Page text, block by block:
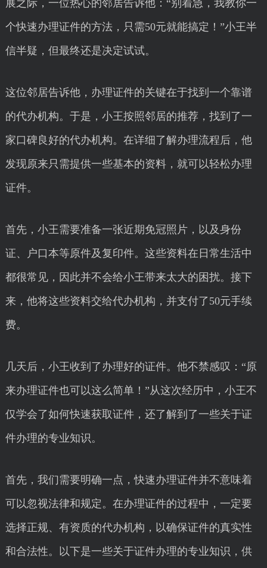
展之际，一位热心的邻居告诉他：“别着急，我教你一
个快速办理证件的方法，只需50元就能搞定！”小王半
信半疑，但最终还是决定试试。
这位邻居告诉他，办理证件的关键在于找到一个靠谱
的代办机构。于是，小王按照邻居的推荐，找到了一
家口碑良好的代办机构。在详细了解办理流程后，他
发现原来只需提供一些基本的资料，就可以轻松办理
证件。
首先，小王需要准备一张近期免冠照片，以及身份
证、户口本等原件及复印件。这些资料在日常生活中
都很常见，因此并不会给小王带来太大的困扰。接下
来，他将这些资料交给代办机构，并支付了50元手续
费。
几天后，小王收到了办理好的证件。他不禁感叹：“原
来办理证件也可以这么简单！”从这次经历中，小王不
仅学会了如何快速获取证件，还了解到了一些关于证
件办理的专业知识。
首先，我们需要明确一点，快速办理证件并不意味着
可以忽视法律和规定。在办理证件的过程中，一定要
选择正规、有资质的代办机构，以确保证件的真实性
和合法性。以下是一些关于证件办理的专业知识，供